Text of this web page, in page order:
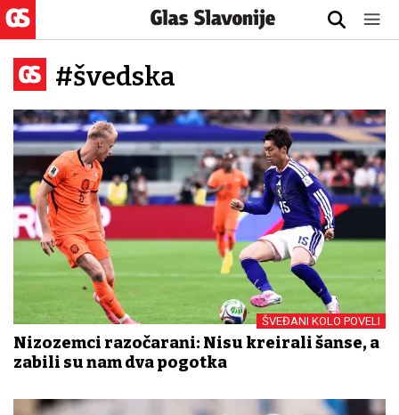
#švedska
ŠVEĐANI KOLO POVELI
Nizozemci razočarani: Nisu kreirali šanse, a
zabili su nam dva pogotka